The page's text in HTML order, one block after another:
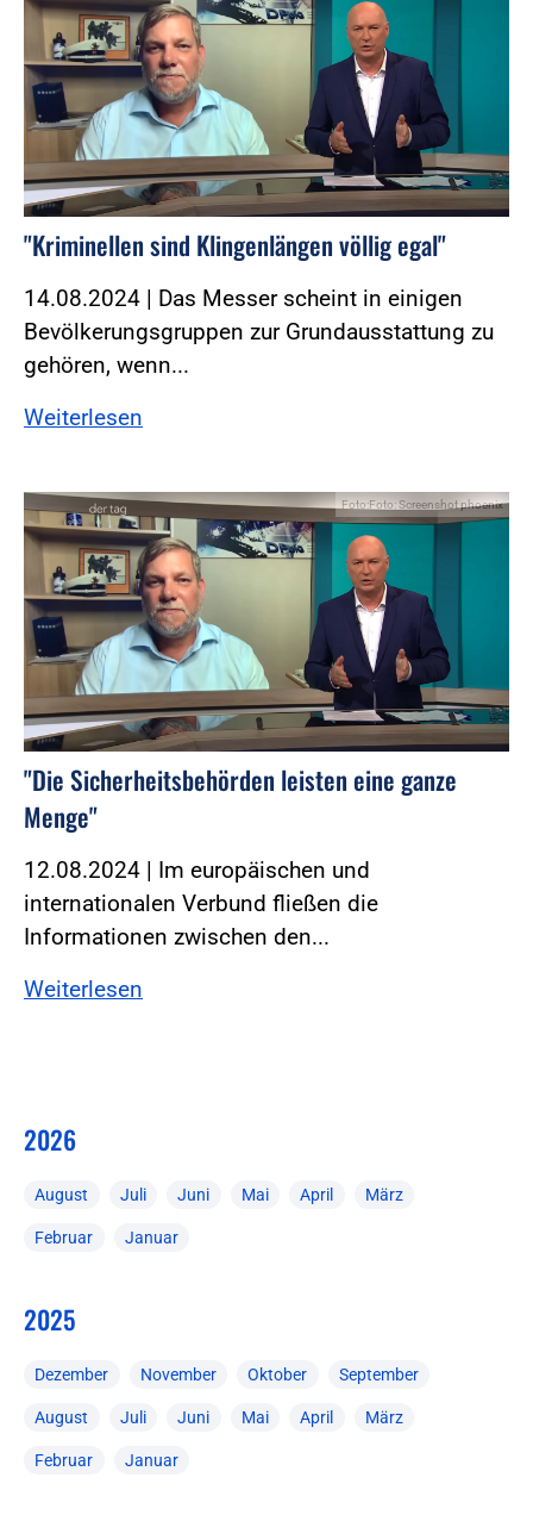
"Kriminellen sind Klingenlängen völlig egal"
14.08.2024 | Das Messer scheint in einigen
Bevölkerungsgruppen zur Grundausstattung zu
gehören, wenn...
Weiterlesen
Foto:Foto: Screenshot phoenix
"Die Sicherheitsbehörden leisten eine ganze
Menge"
12.08.2024 | Im europäischen und
internationalen Verbund fließen die
Informationen zwischen den...
Weiterlesen
2026
August Juli Juni Mai April März
Februar Januar
2025
Dezember November Oktober September
August Juli Juni Mai April März
Februar Januar